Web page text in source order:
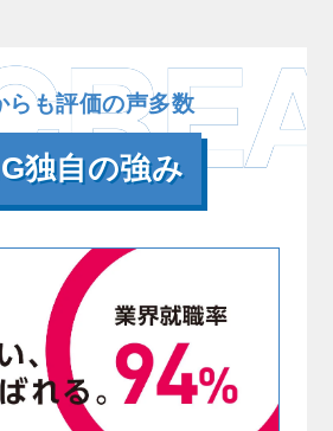
らも評価の声多数
独自の強み